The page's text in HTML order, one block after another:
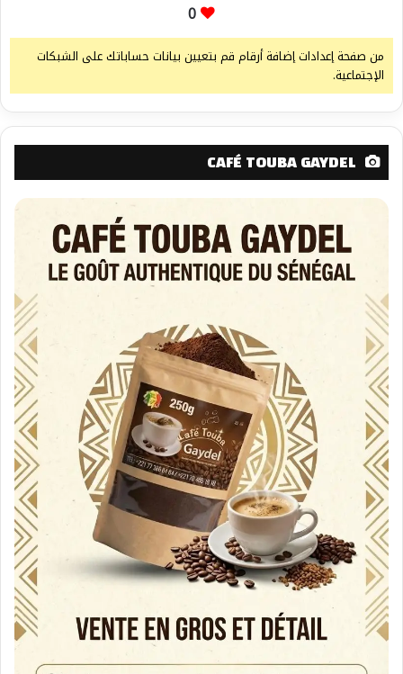
0
من صفحة إعدادات إضافة أرقام قم بتعيين بيانات حساباتك على الشبكات
الإجتماعية.
CAFÉ TOUBA GAYDEL